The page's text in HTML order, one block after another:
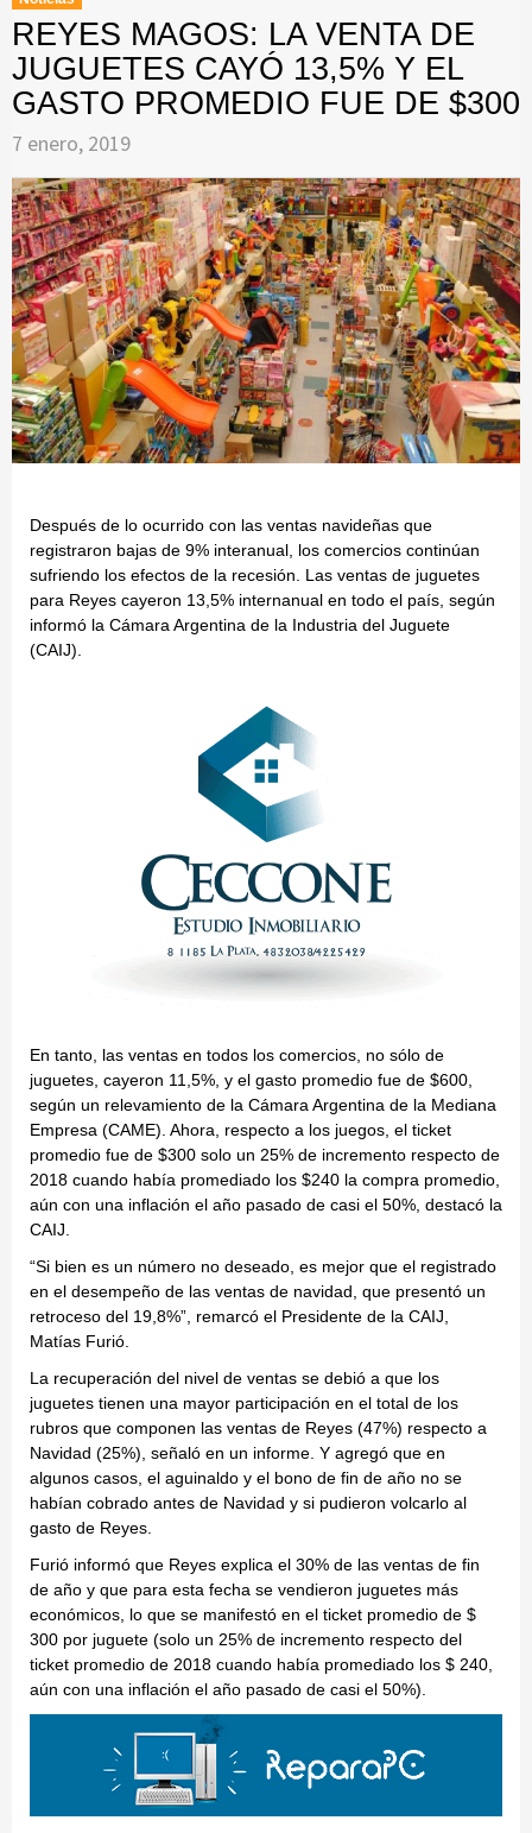
REYES MAGOS: LA VENTA DE
JUGUETES CAYÓ 13,5% Y EL
GASTO PROMEDIO FUE DE $300
7 enero, 2019
Después de lo ocurrido con las ventas navideñas que
registraron bajas de 9% interanual, los comercios continúan
sufriendo los efectos de la recesión. Las ventas de juguetes
para Reyes cayeron 13,5% internanual en todo el país, según
informó la Cámara Argentina de la Industria del Juguete
(CAIJ).
En tanto, las ventas en todos los comercios, no sólo de
juguetes, cayeron 11,5%, y el gasto promedio fue de $600,
según un relevamiento de la Cámara Argentina de la Mediana
Empresa (CAME). Ahora, respecto a los juegos, el ticket
promedio fue de $300 solo un 25% de incremento respecto de
2018 cuando había promediado los $240 la compra promedio,
aún con una inflación el año pasado de casi el 50%, destacó la
CAIJ.
“Si bien es un número no deseado, es mejor que el registrado
en el desempeño de las ventas de navidad, que presentó un
retroceso del 19,8%”, remarcó el Presidente de la CAIJ,
Matías Furió.
La recuperación del nivel de ventas se debió a que los
juguetes tienen una mayor participación en el total de los
rubros que componen las ventas de Reyes (47%) respecto a
Navidad (25%), señaló en un informe. Y agregó que en
algunos casos, el aguinaldo y el bono de fin de año no se
habían cobrado antes de Navidad y si pudieron volcarlo al
gasto de Reyes.
Furió informó que Reyes explica el 30% de las ventas de fin
de año y que para esta fecha se vendieron juguetes más
económicos, lo que se manifestó en el ticket promedio de $
300 por juguete (solo un 25% de incremento respecto del
ticket promedio de 2018 cuando había promediado los $ 240,
aún con una inflación el año pasado de casi el 50%).